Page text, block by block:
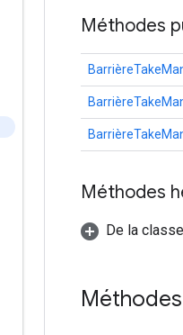
Méthodes
Méthodes
De la